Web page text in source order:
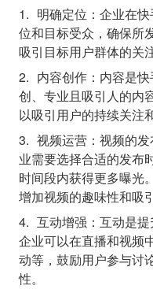
明确定位： 企业在
位和目标受众，确保所
吸引目标用户群体的关注
内容创作： 内容是
创、专业且吸引人的内
以吸引用户的持续关注
视频运营： 视频的
业需要选择合适的发布
时间段内获得更多曝光
增加视频的趣味性和吸
互动增强： 互动是提
企业可以在直播和视频
动等，鼓励用户参与讨
性。